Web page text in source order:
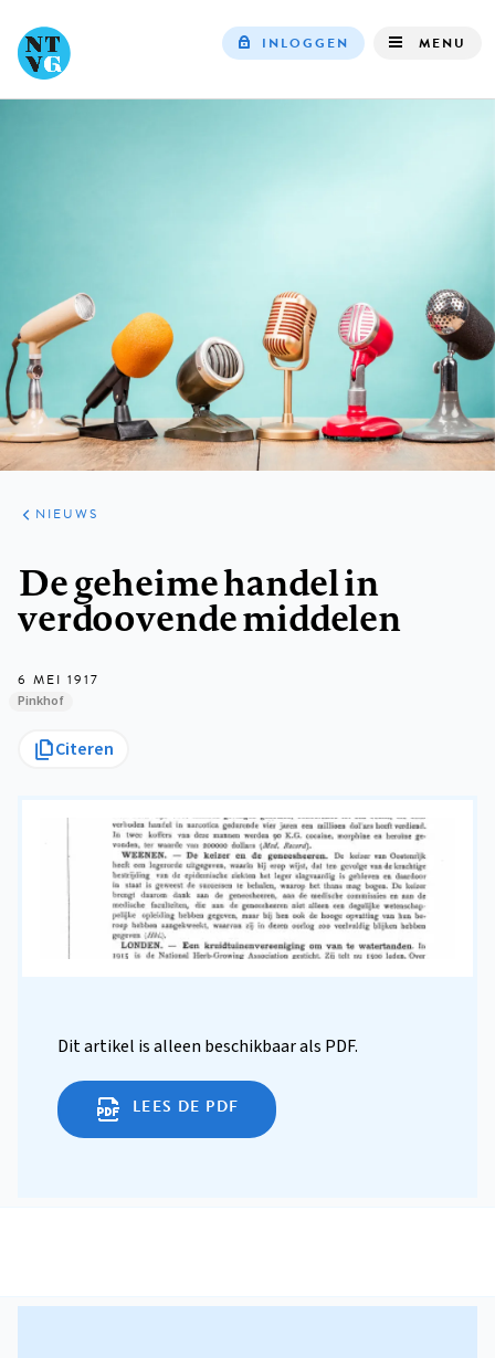
INLOGGEN MENU
ARTIKELEN
HET
KORT
NIEUWS
De geheime handel in
verdoovende middelen
6 MEI 1917
Pinkhof
Citeren
Dit artikel is alleen beschikbaar als PDF.
LEES DE PDF